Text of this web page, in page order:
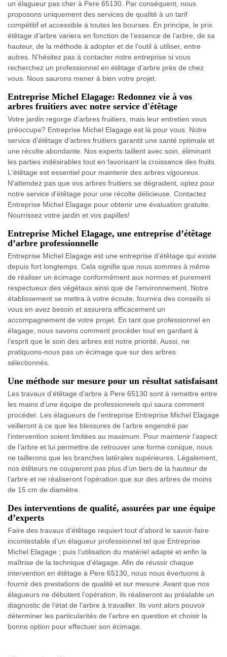
un élagueur pas cher à Pere 65130. Par conséquent, nous
proposons uniquement des services de qualité à un tarif
compétitif et accessible à toutes les bourses. En principe, le prix
étêtage d’arbre variera en fonction de l’essence de l’arbre, de sa
hauteur, de la méthode à adopter et de l’outil à utiliser, entre
autres. N’hésitez pas à contacter notre entreprise si vous
recherchez un professionnel en étêtage d’arbre près de chez
vous. Nous saurons mener à bien votre projet.
Entreprise Michel Elagage: Redonnez vie à vos
arbres fruitiers avec notre service d'étêtage
Votre jardin regorge d'arbres fruitiers, mais leur entretien vous
préoccupe? Entreprise Michel Elagage est là pour vous. Notre
service d'étêtage d'arbres fruitiers garantit une santé optimale et
une récolte abondante. Nos experts taillent avec soin, éliminant
les parties indésirables tout en favorisant la croissance des fruits.
L'étêtage est essentiel pour maintenir des arbres vigoureux.
N'attendez pas que vos arbres fruitiers se dégradent, optez pour
notre service d'étêtage pour une récolte délicieuse. Contactez
Entreprise Michel Elagage pour obtenir une évaluation gratuite.
Nourrissez votre jardin et vos papilles!
Entreprise Michel Elagage, une entreprise d’étêtage
d’arbre professionnelle
Entreprise Michel Elagage est une entreprise d’étêtage qui existe
depuis fort longtemps. Cela signifie que nous sommes à même
de réaliser un écimage conformément aux normes et purement
respectueux des végétaux ainsi que de l’environnement. Notre
établissement se mettra à votre écoute, fournira des conseils si
vous en avez besoin et assurera efficacement un
accompagnement de votre projet. En tant que professionnel en
élagage, nous savons comment procéder tout en gardant à
l’esprit que le soin des arbres est notre priorité. Aussi, ne
pratiquons-nous pas un écimage que sur des arbres
sélectionnés.
Une méthode sur mesure pour un résultat satisfaisant
Les travaux d’étêtage d’arbre à Pere 65130 sont à remettre entre
les mains d’une équipe de professionnels qui saura comment
procéder. Les élagueurs de l’entreprise Entreprise Michel Elagage
veilleront à ce que les blessures de l’arbre engendré par
l’intervention soient limitées au maximum. Pour maintenir l’aspect
de l’arbre et lui permettre de retrouver une forme conique, nous
ne taillerons que les branches latérales supérieures. Légalement,
nos étêteurs ne couperont pas plus d’un tiers de la hauteur de
l’arbre et ne réaliseront l’opération que sur des arbres de moins
de 15 cm de diamètre.
Des interventions de qualité, assurées par une équipe
d’experts
Faire des travaux d’étêtage requiert tout d’abord le savoir-faire
incontestable d’un élagueur professionnel tel que Entreprise
Michel Elagage ; puis l’utilisation du matériel adapté et enfin la
maîtrise de la technique d’élagage. Afin de réussir chaque
intervention en étêtage à Pere 65130, nous nous évertuons à
fournir des prestations de qualité et sur mesure. Avant que nos
élagueurs ne débutent l’opération, ils réaliseront au préalable un
diagnostic de l’état de l’arbre à travailler. Ils vont alors pouvoir
déterminer les particularités de l’arbre en question et choisir la
bonne option pour effectuer son écimage.